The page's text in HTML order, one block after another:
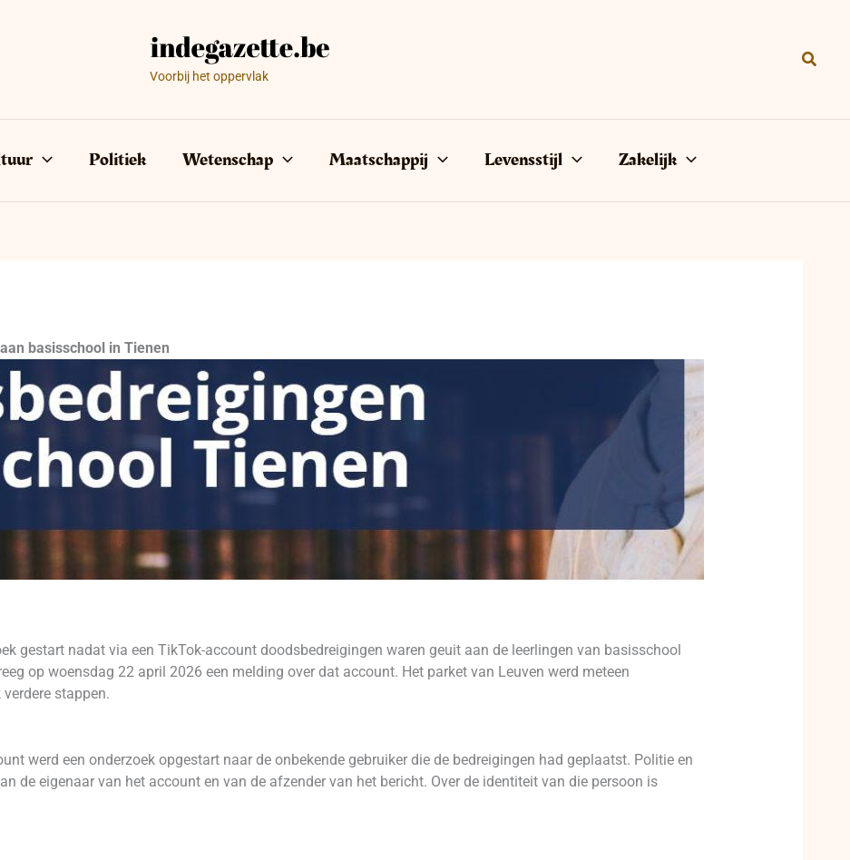
Voorbij het oppervlak
Politiek Wetenschap Maatschappij Levensstijl Zakelijk
basisschool in Tienen
gestart nadat via een TikTok-account doodsbedreigingen waren geuit aan de leerlingen van basisschool
op woensdag 22 april 2026 een melding over dat account. Het parket van Leuven werd meteen
stappen.
werd een onderzoek opgestart naar de onbekende gebruiker die de bedreigingen had geplaatst. Politie en
de eigenaar van het account en van de afzender van het bericht. Over de identiteit van die persoon is